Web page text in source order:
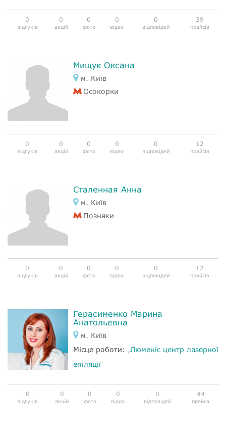
0
відгуків
0
акцій
0
фото
0
відео
0
відповідей
39
прайсів
Мищук Оксана
м. Київ
Осокорки
0
відгуків
0
акцій
0
фото
0
відео
0
відповідей
12
прайсів
Сталенная Анна
м. Київ
Позняки
0
відгуків
0
акцій
0
фото
0
відео
0
відповідей
12
прайсів
Герасименко Марина
Анатольевна
м. Київ
Місце роботи: ,Люменіс центр лазерної
епіляції
0
відгуків
0
акцій
0
фото
0
відео
0
відповідей
44
прайса